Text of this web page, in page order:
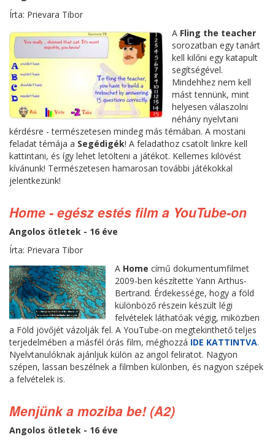
Írta: Prievara Tibor
A Fling the teacher
sorozatban egy tanárt
kell kilőni egy katapult
segítségével.
Mindehhez nem kell
mást tennünk, mint
helyesen válaszolni
néhány nyelvtani
kérdésre - természetesen mindeg más témában. A mostani
feladat témája a Segédigék! A feladathoz csatolt linkre kell
kattintani, és így lehet letölteni a játékot. Kellemes kilövést
kívánunk! Természetesen hamarosan további játékokkal
jelentkezünk!
Home - egész estés film a YouTube-on
Angolos ötletek - 16 éve
Írta: Prievara Tibor
A Home című dokumentumfilmet
2009-ben készítette Yann Arthus-
Bertrand. Érdekessége, hogy a föld
különböző részein készült légi
felvételek láthatóak végig, miközben
a Föld jövőjét vázolják fel. A YouTube-on megtekinthető teljes
terjedelmében a másfél órás film, méghozzá IDE KATTINTVA.
Nyelvtanulóknak ajánljuk külön az angol feliratot. Nagyon
szépen, lassan beszélnek a filmben különben, és nagyon szépek
a felvételek is.
Menjünk a moziba be! (A2)
Angolos ötletek - 16 éve